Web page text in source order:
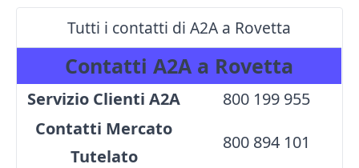
Tutti i contatti di A2A a Rovetta
Contatti A2A a Rovetta
Servizio Clienti A2A
800 199 955
Contatti Mercato
Tutelato
800 894 101